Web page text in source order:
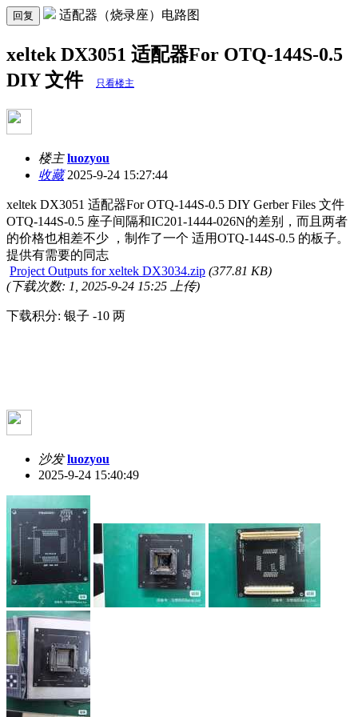
回复 适配器（烧录座）电路图
xeltek DX3051 适配器For OTQ-144S-0.5
DIY 文件
只看楼主
楼主 luozyou
收藏2025-9-24 15:27:44
xeltek DX3051 适配器For OTQ-144S-0.5 DIY Gerber Files 文件
OTQ-144S-0.5 座子间隔和IC201-1444-026N的差别，而且两者
的价格也相差不少 ，制作了一个 适用OTQ-144S-0.5 的板子。
提供有需要的同志
Project Outputs for xeltek DX3034.zip (377.81 KB)
(下载次数: 1, 2025-9-24 15:25 上传)
下载积分: 银子 -10 两
沙发 luozyou
2025-9-24 15:40:49